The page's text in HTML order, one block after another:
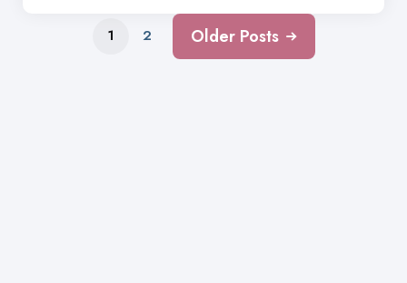
1 2 Older Posts